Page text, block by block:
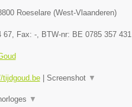
Roeselare(West-Vlaanderen)
67, Fax: -, BTW-nr: BE 0785 357 431
tijdgoud.be| Screenshot ▼
▼